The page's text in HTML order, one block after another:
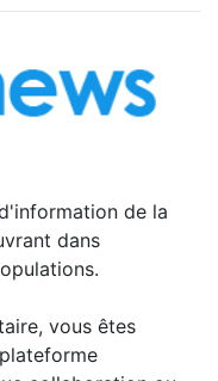
de la
dans
vous êtes